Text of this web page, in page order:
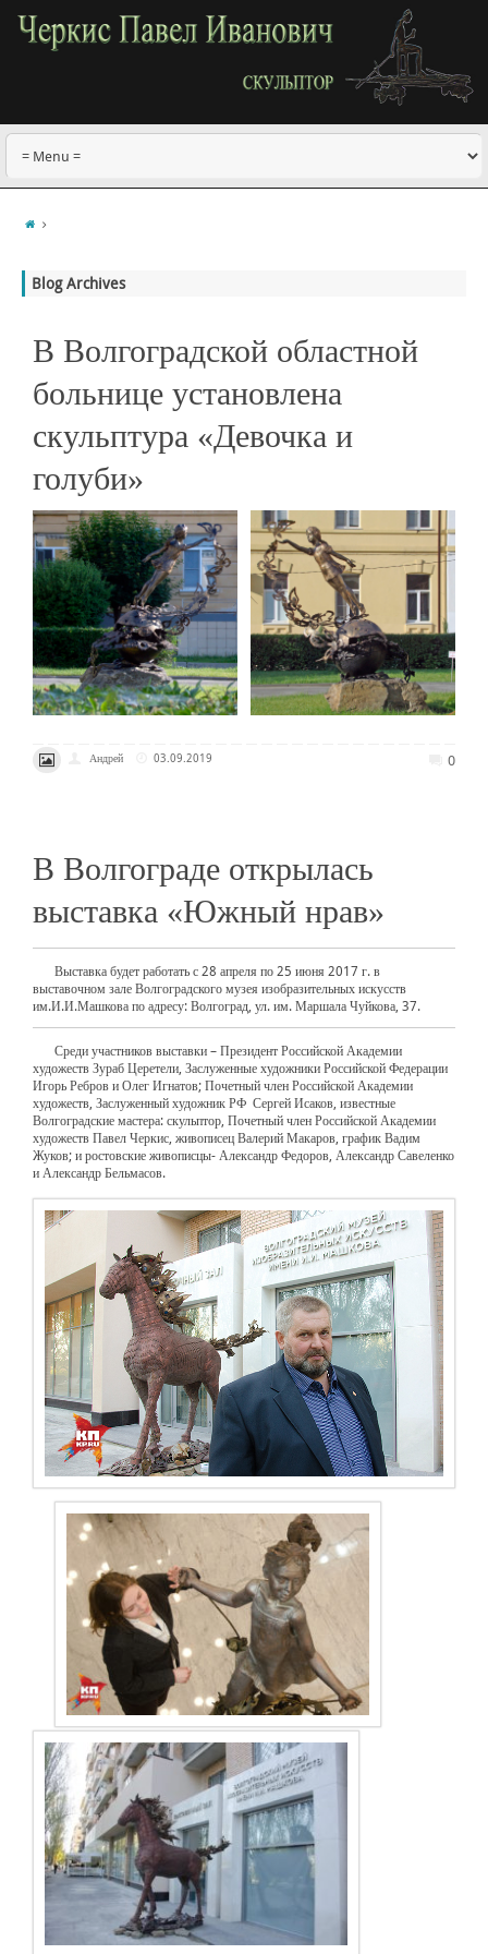
Blog Archives
В Волгоградской областной
больнице установлена
скульптура «Девочка и
голуби»
Андрей 03.09.2019 0
В Волгограде открылась
выставка «Южный нрав»
Выставка будет работать с 28 апреля по 25 июня 2017 г. в
выставочном зале Волгоградского музея изобразительных искусств
им.И.И.Машкова по адресу: Волгоград, ул. им. Маршала Чуйкова, 37.
Среди участников выставки – Президент Российской Академии
художеств Зураб Церетели, Заслуженные художники Российской Федерации
Игорь Ребров и Олег Игнатов; Почетный член Российской Академии
художеств, Заслуженный художник РФ Сергей Исаков, известные
Волгоградские мастера: скульптор, Почетный член Российской Академии
художеств Павел Черкис, живописец Валерий Макаров, график Вадим
Жуков; и ростовские живописцы- Александр Федоров, Александр Савеленко
и Александр Бельмасов.